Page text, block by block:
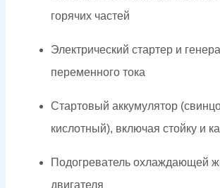
горячих частей
Электрический стартер и
переменного тока
Стартовый аккумулятор
кислотный), включая стойку и
Подогреватель охлаждающей
двигателя